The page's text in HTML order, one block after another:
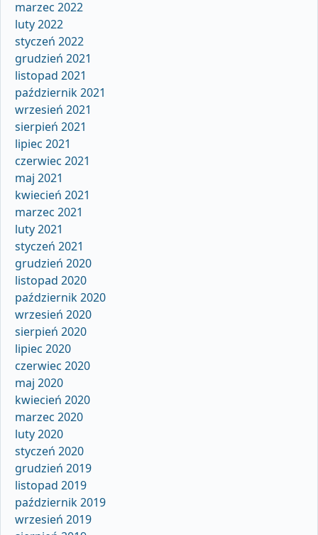
marzec 2022
luty 2022
styczeń 2022
grudzień 2021
listopad 2021
październik 2021
wrzesień 2021
sierpień 2021
lipiec 2021
czerwiec 2021
maj 2021
kwiecień 2021
marzec 2021
luty 2021
styczeń 2021
grudzień 2020
listopad 2020
październik 2020
wrzesień 2020
sierpień 2020
lipiec 2020
czerwiec 2020
maj 2020
kwiecień 2020
marzec 2020
luty 2020
styczeń 2020
grudzień 2019
listopad 2019
październik 2019
wrzesień 2019